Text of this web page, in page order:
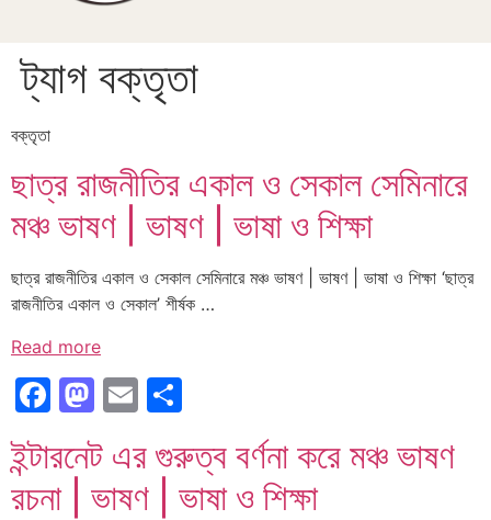
ট্যাগ বক্তৃতা
বক্তৃতা
ছাত্র রাজনীতির একাল ও সেকাল সেমিনারে
মঞ্চ ভাষণ | ভাষণ | ভাষা ও শিক্ষা
ছাত্র রাজনীতির একাল ও সেকাল সেমিনারে মঞ্চ ভাষণ | ভাষণ | ভাষা ও শিক্ষা ‘ছাত্র
রাজনীতির একাল ও সেকাল’ শীর্ষক …
Read more
Facebook
Mastodon
Email
ইন্টারনেট এর গুরুত্ব বর্ণনা করে মঞ্চ ভাষণ
রচনা | ভাষণ | ভাষা ও শিক্ষা